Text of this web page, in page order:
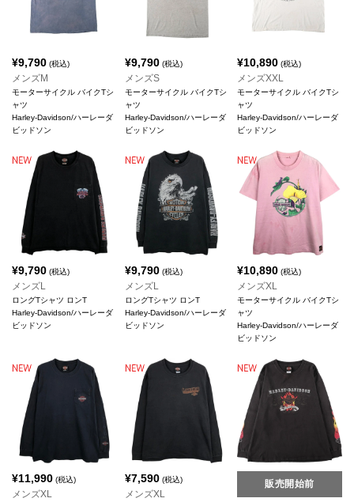
¥9,790 (税込)
メンズM
モーターサイクル バイクTシ
ャツ
Harley-Davidson/ハーレーダ
ビッドソン
¥9,790(税込)
メンズS
モーターサイクル バイクTシ
ャツ
Harley-Davidson/ハーレーダ
ビッドソン
¥10,890 (税込)
メンズXXL
モーターサイクル バイクTシ
ャツ
Harley-Davidson/ハーレーダ
ビッドソン
¥9,790 (税込)
メンズL
ロングTシャツ ロンT
Harley-Davidson/ハーレーダ
ビッドソン
¥9,790(税込)
メンズL
ロングTシャツ ロンT
Harley-Davidson/ハーレーダ
ビッドソン
¥10,890 (税込)
メンズXL
モーターサイクル バイクTシ
ャツ
Harley-Davidson/ハーレーダ
ビッドソン
¥11,990 (税込)
メンズXL
¥7,590(税込)
メンズXL
販売開始前